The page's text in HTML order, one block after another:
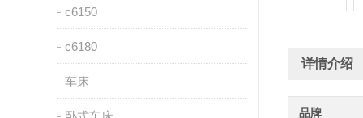
c6150
c6180
车床
详情介绍
品牌